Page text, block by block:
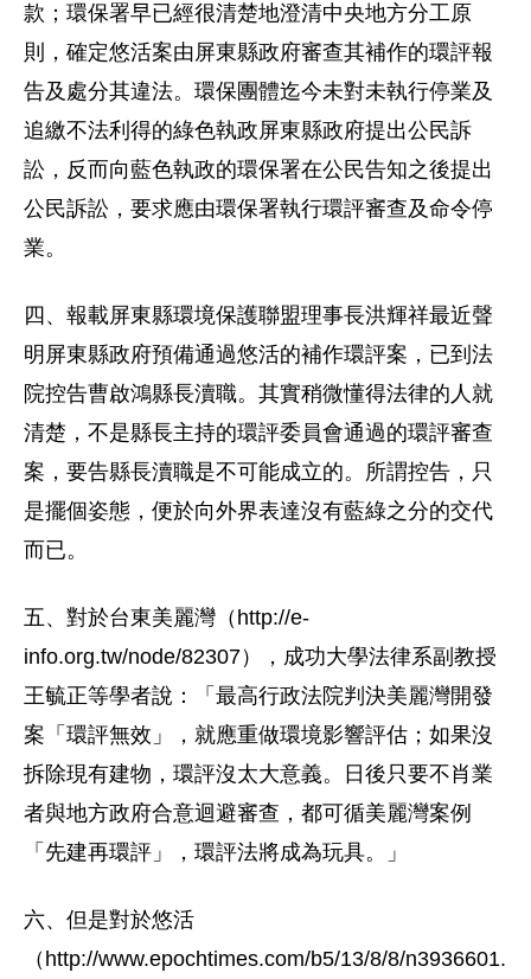
款；環保署早已經很清楚地澄清中央地方分工原
則，確定悠活案由屏東縣政府審查其補作的環評報
告及處分其違法。環保團體迄今未對未執行停業及
追繳不法利得的綠色執政屏東縣政府提出公民訴
訟，反而向藍色執政的環保署在公民告知之後提出
公民訴訟，要求應由環保署執行環評審查及命令停
業。
四、報載屏東縣環境保護聯盟理事長洪輝祥最近聲
明屏東縣政府預備通過悠活的補作環評案，已到法
院控告曹啟鴻縣長瀆職。其實稍微懂得法律的人就
清楚，不是縣長主持的環評委員會通過的環評審查
案，要告縣長瀆職是不可能成立的。所謂控告，只
是擺個姿態，便於向外界表達沒有藍綠之分的交代
而已。
五、對於台東美麗灣（http://e-
info.org.tw/node/82307），成功大學法律系副教授
王毓正等學者說：「最高行政法院判決美麗灣開發
案「環評無效」，就應重做環境影響評估；如果沒
拆除現有建物，環評沒太大意義。日後只要不肖業
者與地方政府合意迴避審查，都可循美麗灣案例
「先建再環評」，環評法將成為玩具。」
六、但是對於悠活
（http://www.epochtimes.com/b5/13/8/8/n3936601.